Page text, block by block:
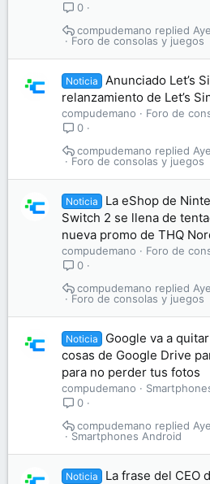
0
Foro de consolas y juegos
compudemano
Noticia
Anunciado Let’s
relanzamiento de Let’s
compudemano
Foro de
0
Foro de consolas y juegos
compudemano
Noticia
La eShop de
Switch 2 se llena de
nueva promo de THQ
compudemano
Foro de
0
Foro de consolas y juegos
compudemano
Noticia
Google va a
cosas de Google Drive
para no perder tus fotos
compudemano
0
Smartphones Android
compudemano
Noticia
La frase del CEO